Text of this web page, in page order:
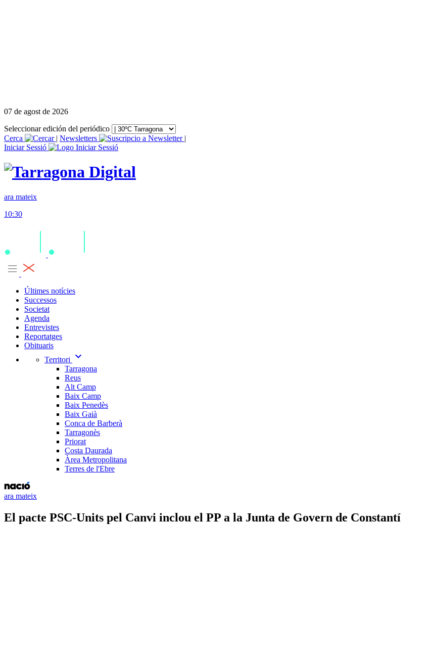
07 de agost de 2026
Seleccionar edición del periódico
Cerca
| Newsletters
|
Iniciar Sessió
ara mateix
10:30
Últimes notícies
Successos
Societat
Agenda
Entrevistes
Reportatges
Obituaris
Territori
expand_more
Tarragona
Reus
Alt Camp
Baix Camp
Baix Penedès
Baix Gaià
Conca de Barberà
Tarragonès
Priorat
Costa Daurada
Àrea Metropolitana
Terres de l'Ebre
ara mateix
El pacte PSC-Units pel Canvi inclou el PP a la Junta de Govern de Constantí